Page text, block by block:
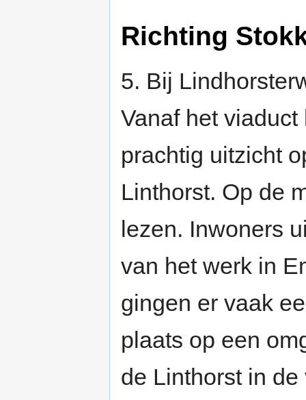
Richting
5. Bij
Vanaf het
prachtig uitzicht
Linthorst. Op de
lezen. Inwoners
van het werk in
gingen er vaak
plaats op een
de Linthorst in